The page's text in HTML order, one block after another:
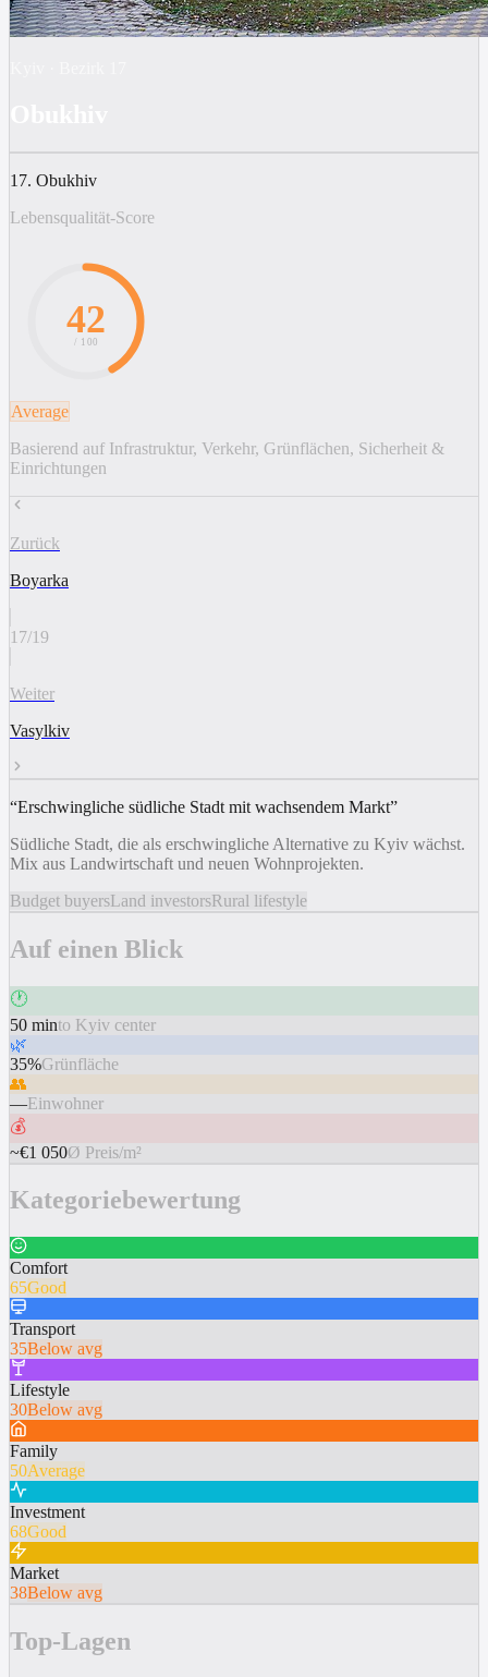
17. Obukhiv
Lebensqualität-Score
42
/ 100
Average
Basierend auf Infrastruktur, Verkehr, Grünflächen, Sicherheit &
Einrichtungen
Zurück
Boyarka
17/19
Weiter
Vasylkiv
“Erschwingliche südliche Stadt mit wachsendem Markt”
Südliche Stadt, die als erschwingliche Alternative zu Kyiv wächst.
Mix aus Landwirtschaft und neuen Wohnprojekten.
Budget buyersLand investorsRural lifestyle
Auf einen Blick
🕐
50 minto Kyiv center
🌿
35%Grünfläche
👥
—Einwohner
💰
~€1 050Ø Preis/m²
Kategoriebewertung
Comfort
65Good
Transport
35Below avg
Lifestyle
30Below avg
Family
50Average
Investment
68Good
Market
38Below avg
Top-Lagen